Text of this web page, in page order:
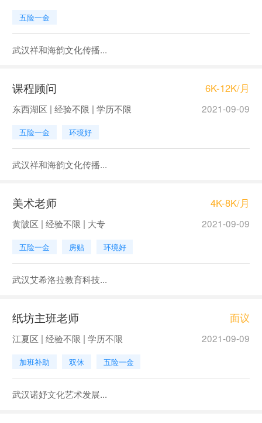
五险一金
武汉祥和海韵文化传播...
课程顾问 6K-12K/月
东西湖区 | 经验不限 | 学历不限 2021-09-09
五险一金 环境好
武汉祥和海韵文化传播...
美术老师 4K-8K/月
黄陂区 | 经验不限 | 大专 2021-09-09
五险一金 房贴 环境好
武汉艾希洛拉教育科技...
纸坊主班老师 面议
江夏区 | 经验不限 | 学历不限 2021-09-09
加班补助 双休 五险一金
武汉诺妤文化艺术发展...